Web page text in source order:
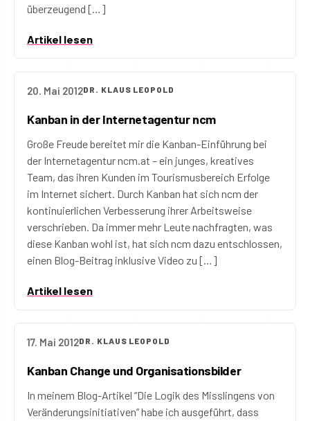
überzeugend […]
Artikel lesen
20. Mai 2012DR. KLAUS LEOPOLD
Kanban in der Internetagentur ncm
Große Freude bereitet mir die Kanban-Einführung bei
der Internetagentur ncm.at – ein junges, kreatives
Team, das ihren Kunden im Tourismusbereich Erfolge
im Internet sichert. Durch Kanban hat sich ncm der
kontinuierlichen Verbesserung ihrer Arbeitsweise
verschrieben. Da immer mehr Leute nachfragten, was
diese Kanban wohl ist, hat sich ncm dazu entschlossen,
einen Blog-Beitrag inklusive Video zu […]
Artikel lesen
17. Mai 2012DR. KLAUS LEOPOLD
Kanban Change und Organisationsbilder
In meinem Blog-Artikel “Die Logik des Misslingens von
Veränderungsinitiativen” habe ich ausgeführt, dass